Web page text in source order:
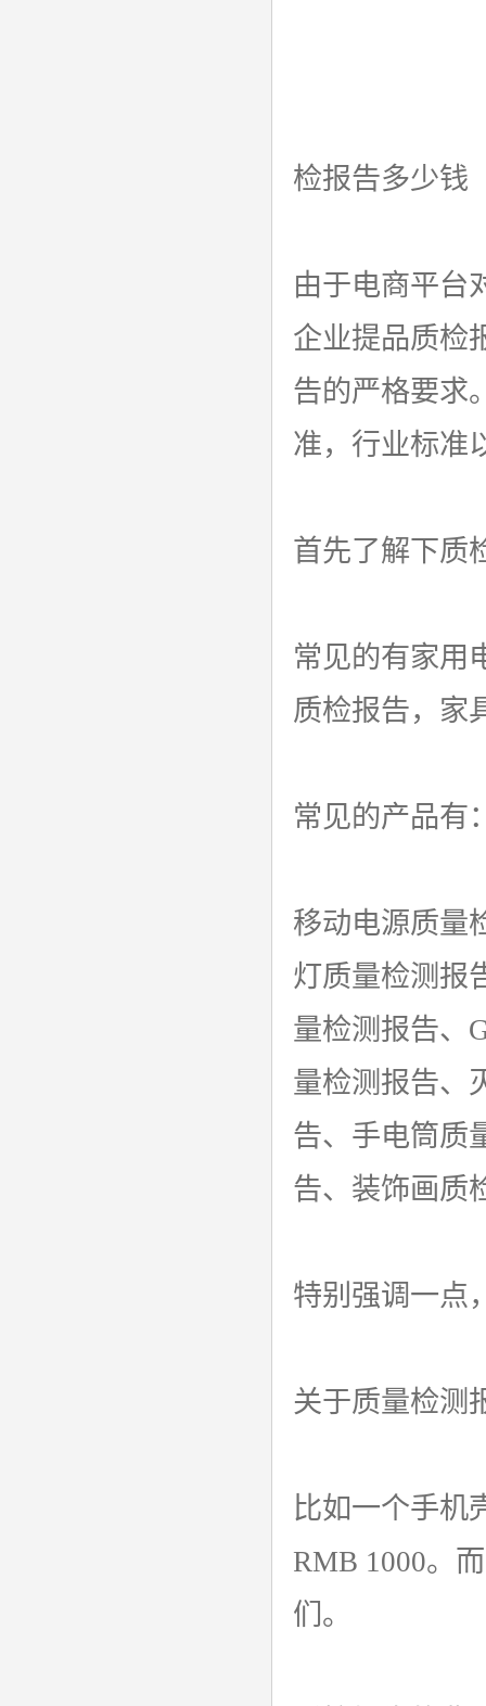
检报告多少钱
由于电商平台
企业提品质检
告的严格要求
准，行业标准
首先了解下质
常见的有家用
质检报告，家
常见的产品有
移动电源质量
灯质量检测报
量检测报告、
量检测报告、
告、手电筒质
告、装饰画质
特别强调一点
关于质量检测
比如一个手机
RMB 1000。
们。